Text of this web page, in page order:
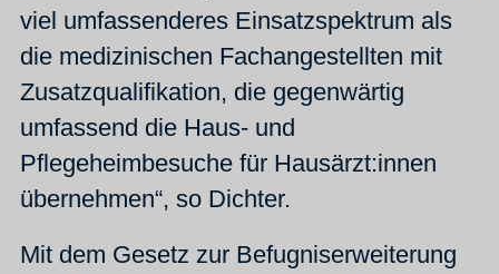
viel umfassenderes Einsatzspektrum als
die medizinischen Fachangestellten mit
Zusatzqualifikation, die gegenwärtig
umfassend die Haus- und
Pflegeheimbesuche für Hausärzt:innen
übernehmen“, so Dichter.
Mit dem Gesetz zur Befugniserweiterung